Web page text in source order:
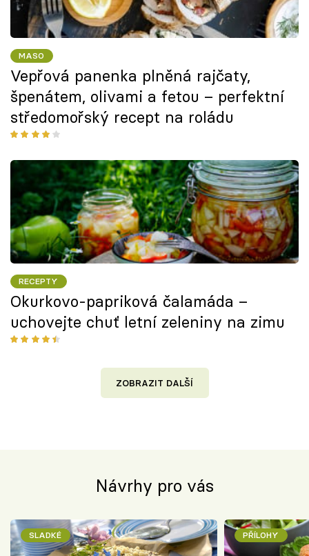
MASO
Vepřová panenka plněná rajčaty,
špenátem, olivami a fetou – perfektní
středomořský recept na roládu
RECEPTY
Okurkovo-papriková čalamáda –
uchovejte chuť letní zeleniny na zimu
ZOBRAZIT DALŠÍ
Návrhy pro vás
SLADKÉ PŘÍLOHY